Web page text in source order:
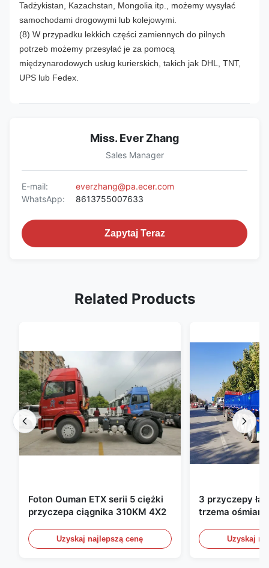
Tadżykistan, Kazachstan, Mongolia itp., możemy wysyłać
samochodami drogowymi lub kolejowymi.
(8) W przypadku lekkich części zamiennych do pilnych
potrzeb możemy przesyłać je za pomocą
międzynarodowych usług kurierskich, takich jak DHL, TNT,
UPS lub Fedex.
Miss. Ever Zhang
Sales Manager
E-mail:
everzhang@pa.ecer.com
WhatsApp:
8613755007633
Zapytaj Teraz
Related Products
Foton Ouman ETX serii 5 ciężki
przyczepa ciągnika 310KM 4X2
Uzyskaj najlepszą cenę
3 przyczepy
trzema
bocznymiUzyskaj